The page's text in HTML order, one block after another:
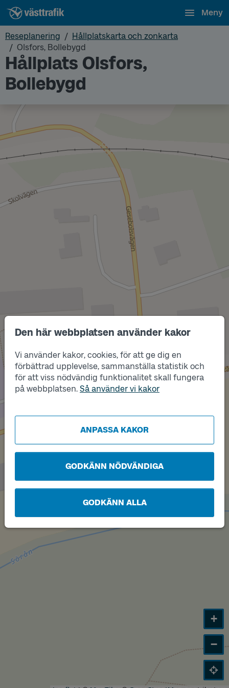
Den här webbplatsen använder kakor
Vi använder kakor, cookies, för att ge dig en
förbättrad upplevelse, sammanställa statistik och
för att viss nödvändig funktionalitet skall fungera
på webbplatsen. Så använder vi kakor
ANPASSA KAKOR
GODKÄNN NÖDVÄNDIGA
GODKÄNN ALLA
Meny
Reseplanering
Hållplatskarta och zonkarta
Olsfors, Bollebygd
Hållplats Olsfors,
Bollebygd
Läge
A
Läge
B
+
−